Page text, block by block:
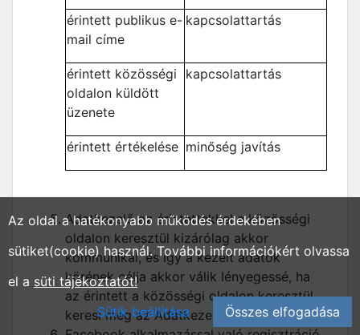
érintett publikus e-
mail címe
kapcsolattartás
érintett közösségi
oldalon küldött
üzenete
kapcsolattartás
érintett értékelése minőség javítás
Adatkezelő az érintettekkel a közösségi
oldalon keresztül kizárólag akkor
kommunikál, és így a kezelt adatok
körének célja akkor válik lényegessé, ha
az érintett a közösségi oldalon keresztül
keresi meg az Adatkezelőt.
Az oldal a hatékonyabb működés érdekében
sütiket(cookie) használ. További információkért olvassa
el a süti tájékoztatót!
Sütik beállítása
Összes elfogadása